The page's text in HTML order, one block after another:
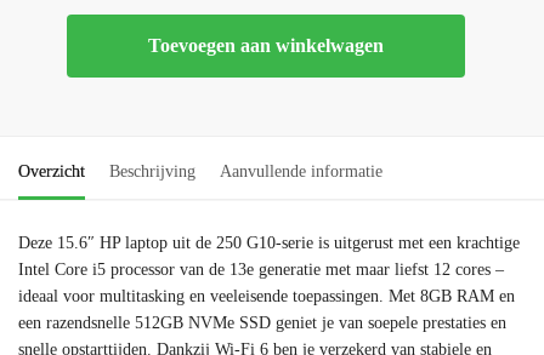
Toevoegen aan winkelwagen
Overzicht Beschrijving Aanvullende informatie
Deze 15.6″ HP laptop uit de 250 G10-serie is uitgerust met een krachtige
Intel Core i5 processor van de 13e generatie met maar liefst 12 cores –
ideaal voor multitasking en veeleisende toepassingen. Met 8GB RAM en
een razendsnelle 512GB NVMe SSD geniet je van soepele prestaties en
snelle opstarttijden. Dankzij Wi-Fi 6 ben je verzekerd van stabiele en